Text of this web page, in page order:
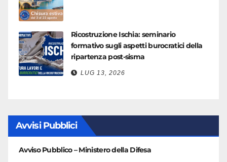
Ricostruzione Ischia: seminario
formativo sugli aspetti burocratici della
ripartenza post-sisma
LUG 13, 2026
Avvisi Pubblici
Avviso Pubblico – Ministero della Difesa